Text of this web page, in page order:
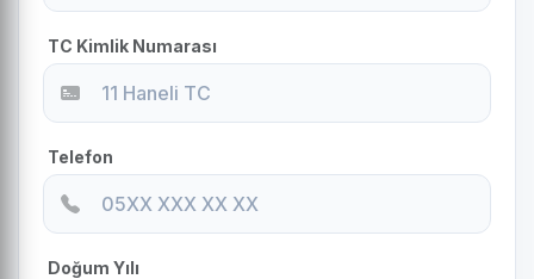
TC Kimlik Numarası
Telefon
Doğum Yılı